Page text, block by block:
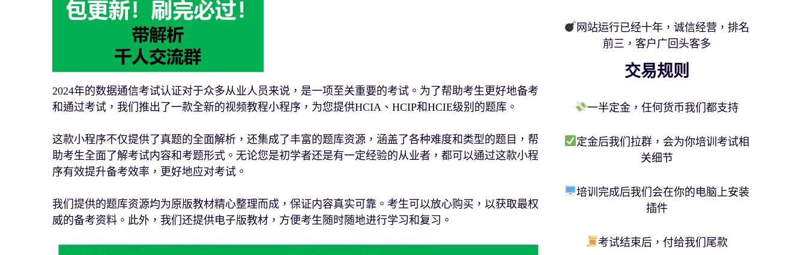
2024年的数据通信考试认证对于众多从业人员来说，是一项至关重要的考试。为了帮助考生更好地备考
和通过考试，我们推出了一款全新的视频教程小程序，为您提供HCIA、HCIP和HCIE级别的题库。
这款小程序不仅提供了真题的全面解析，还集成了丰富的题库资源，涵盖了各种难度和类型的题目，帮
助考生全面了解考试内容和考题形式。无论您是初学者还是有一定经验的从业者，都可以通过这款小程
序有效提升备考效率，更好地应对考试。
我们提供的题库资源均为原版教材精心整理而成，保证内容真实可靠。考生可以放心购买，以获取最权
威的备考资料。此外，我们还提供电子版教材，方便考生随时随地进行学习和复习。
网站运行已经十年，诚信经营，排名
前三，客户广回头客多
交易规则
一半定金，任何货币我们都支持
定金后我们拉群，会为你培训考试相
关细节
培训完成后我们会在你的电脑上安装
插件
考试结束后，付给我们尾款